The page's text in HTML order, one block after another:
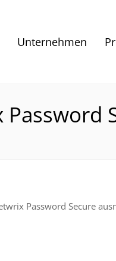
Unternehmen
Password Secure